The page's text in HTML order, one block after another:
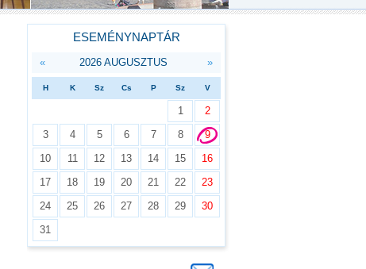
ESEMÉNYNAPTÁR
« 2026 AUGUSZTUS »
H K Sz Cs P Sz V
1
2
3
4 5 6 7 8
9
10
11 12 13 14 15
16
17
18 19 20 21 22
23
24
25 26 27 28 29
30
31